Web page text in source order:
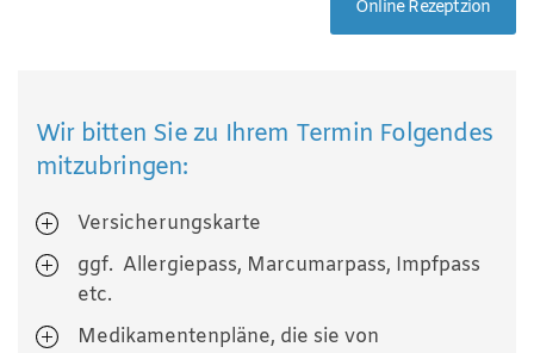
Online Rezeptzion
Wir bitten Sie zu Ihrem Termin Folgendes
mitzubringen:
Versicherungskarte
ggf. Allergiepass, Marcumarpass, Impfpass
etc.
Medikamentenpläne, die sie von